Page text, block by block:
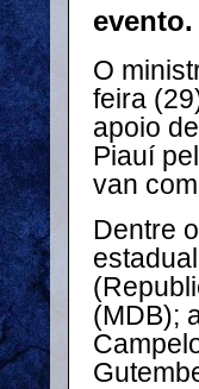
evento.
O
feira
apoio
Piauí
van
Dentre
(MDB);